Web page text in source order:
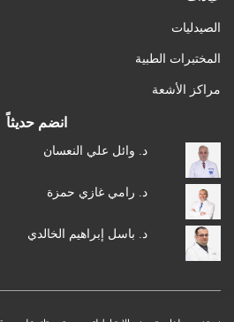
الصيدليات
المختبرات الطبية
مراكز الأشعة
انضم حديثاً
د. وائل علي النعسان
د. رامي غازي حمزة
د. باسل إبراهيم الخالدي